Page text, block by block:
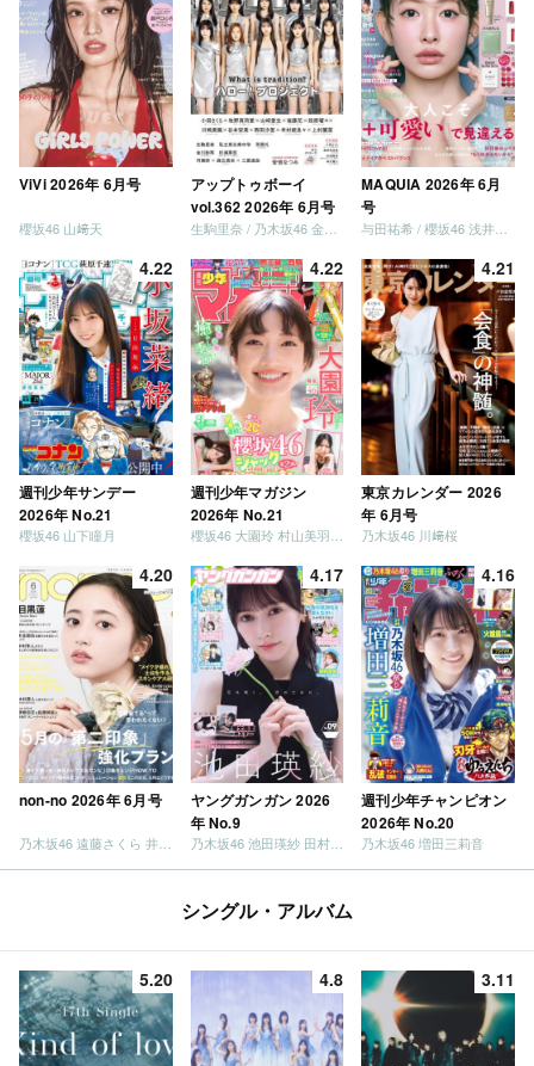
ViVi 2026年 6月号
櫻坂46 山﨑天
アップトゥボーイ
vol.362 2026年 6月号
MAQUIA 2026年 6月
号
4.22
週刊少年サンデー
2026年 No.21
櫻坂46 山下瞳月
4.22
週刊少年マガジン
2026年 No.21
櫻坂46 大園玲 村山美羽 稲熊ひな
4.21
東京カレンダー 2026
年 6月号
乃木坂46 川﨑桜
4.20
non-no 2026年 6月号
4.17
ヤングガンガン 2026
年 No.9
乃木坂46 池田瑛紗 田村真佑
4.16
週刊少年チャンピオン
2026年 No.20
乃木坂46 増田三莉音
シングル・アルバム
5.20 4.8 3.11